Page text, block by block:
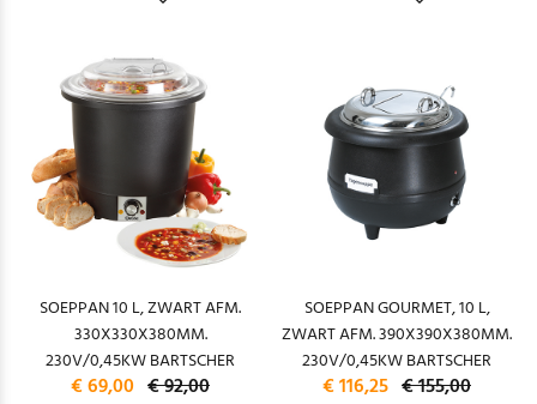
SOEPPAN 10 L, ZWART AFM.
330X330X380MM.
230V/0,45KW BARTSCHER
€ 69,00 € 92,00
SOEPPAN GOURMET, 10 L,
ZWART AFM. 390X390X380MM.
230V/0,45KW BARTSCHER
€ 116,25 € 155,00